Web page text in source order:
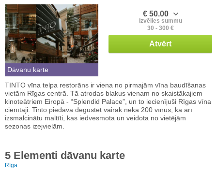
Dāvanu karte
€ 50.00
Izvēlies summu
30 - 300 €
Atvērt
TINTO vīna telpa restorāns ir viena no pirmajām vīna baudīšanas
vietām Rīgas centrā. Tā atrodas blakus vienam no skaistākajiem
kinoteātriem Eiropā - “Splendid Palace”, un to iecienījuši Rīgas vīna
cienītāji. Tinto piedāvā degustēt vairāk nekā 200 vīnus, kā arī
izsmalcinātu maltīti, kas iedvesmota un veidota no vietējām
sezonas izejvielām.
5 Elementi dāvanu karte
Rīga